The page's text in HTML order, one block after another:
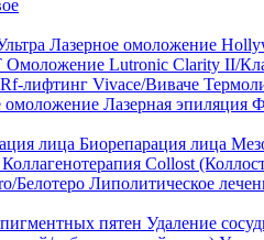
Лазерное омоложение
Омоложение Lutronic Clarity II/
лифтинг Vivace/Виваче
омоложение Лазерная эпиляция
лица Биорепарация лица
Коллагенотерапия Collost
Белотеро Липолитическое
пятен Удаление